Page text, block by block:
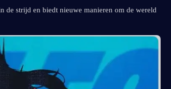
de strijd en biedt nieuwe manieren om de wereld